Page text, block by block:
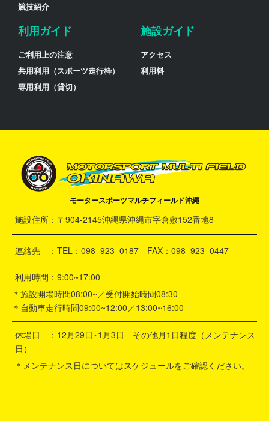
競技紹介
利用ガイド
ご利用上の注意
共用利用（スポーツ走行枠）
専用利用（貸切）
施設ガイド
アクセス
利用料
モータースポーツマルチフィールド沖縄
施設住所：〒904-2145沖縄県沖縄市字倉敷152番地8
連絡先 ：TEL：098−923−0187 FAX：098–923−0447
利用時間：9:00~17:00
＊施設開場時間08:00~／受付開始時間08:30
＊自動車走行時間09:00~12:00／13:00~16:00
休場日 ：12月29日~1月3日 その他月1日程度（メンテナンス
日）
＊メンテナンス日についてはスケジュールをご確認ください。